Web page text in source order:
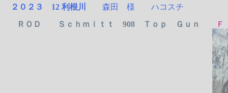
２０２３ 12 利根川
森田 様 ハコスチ
ＲＯＤ Ｓｃｈｍｉｔｔ 908 Ｔｏｐ Ｇｕｎ
Ｆ